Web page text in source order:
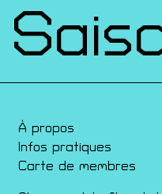
À propos
Infos pratiques
Carte de membres